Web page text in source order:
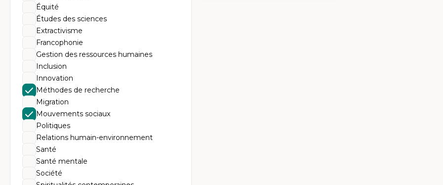
Équité
Études des sciences
Extractivisme
Francophonie
Gestion des ressources humaines
Inclusion
Innovation
Méthodes de recherche
Migration
Mouvements sociaux
Politiques
Relations humain-environnement
Santé
Santé mentale
Société